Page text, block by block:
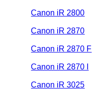
Canon iR 2800
Canon iR 2870
Canon iR 2870 F
Canon iR 2870 I
Canon iR 3025